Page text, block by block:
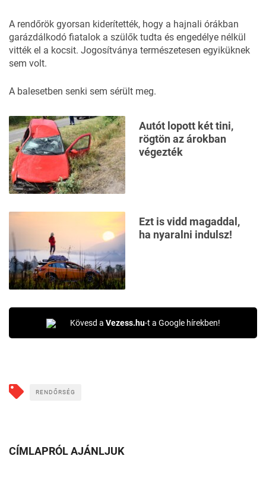
A rendőrök gyorsan kiderítették, hogy a hajnali órákban
garázdálkodó fiatalok a szülők tudta és engedélye nélkül
vitték el a kocsit. Jogosítványa természetesen egyiküknek
sem volt.
A balesetben senki sem sérült meg.
Autót lopott két tini,
rögtön az árokban
végezték
Ezt is vidd magaddal,
ha nyaralni indulsz!
Kövesd a Vezess.hu-t a Google hírekben!
RENDŐRSÉG
CÍMLAPRÓL AJÁNLJUK